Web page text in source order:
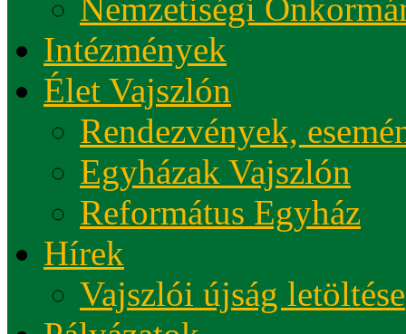
Nemzetiségi
Intézmények
Élet Vajszlón
Rendezvények,
Egyházak Vajszlón
Református Egyház
Hírek
Vajszlói újság letöltése